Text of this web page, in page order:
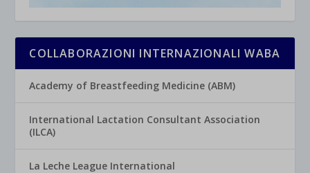
COLLABORAZIONI INTERNAZIONALI WABA
Academy of Breastfeeding Medicine (ABM)
International Lactation Consultant Association
(ILCA)
La Leche League International